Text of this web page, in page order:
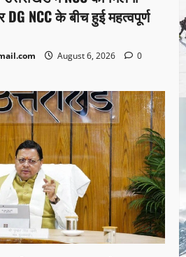
NCC के बीच हुई महत्वपूर्ण
August 6, 2026
0